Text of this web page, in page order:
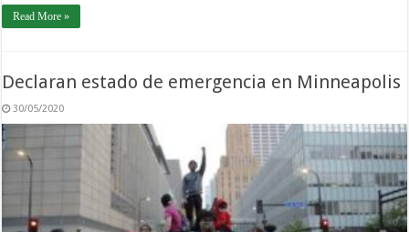
Read More »
Declaran estado de emergencia en Minneapolis
30/05/2020